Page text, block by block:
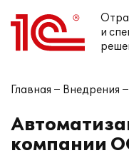
и
Главная Внедрения
компании